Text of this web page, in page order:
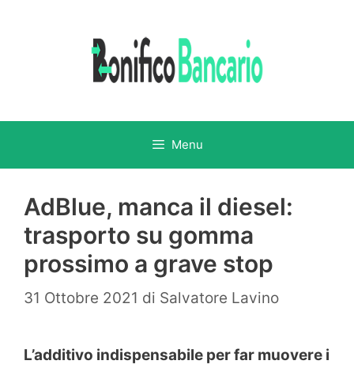
Menu
AdBlue, manca il diesel:
trasporto su gomma
prossimo a grave stop
31 Ottobre 2021 di Salvatore Lavino
L’additivo indispensabile per far muovere i